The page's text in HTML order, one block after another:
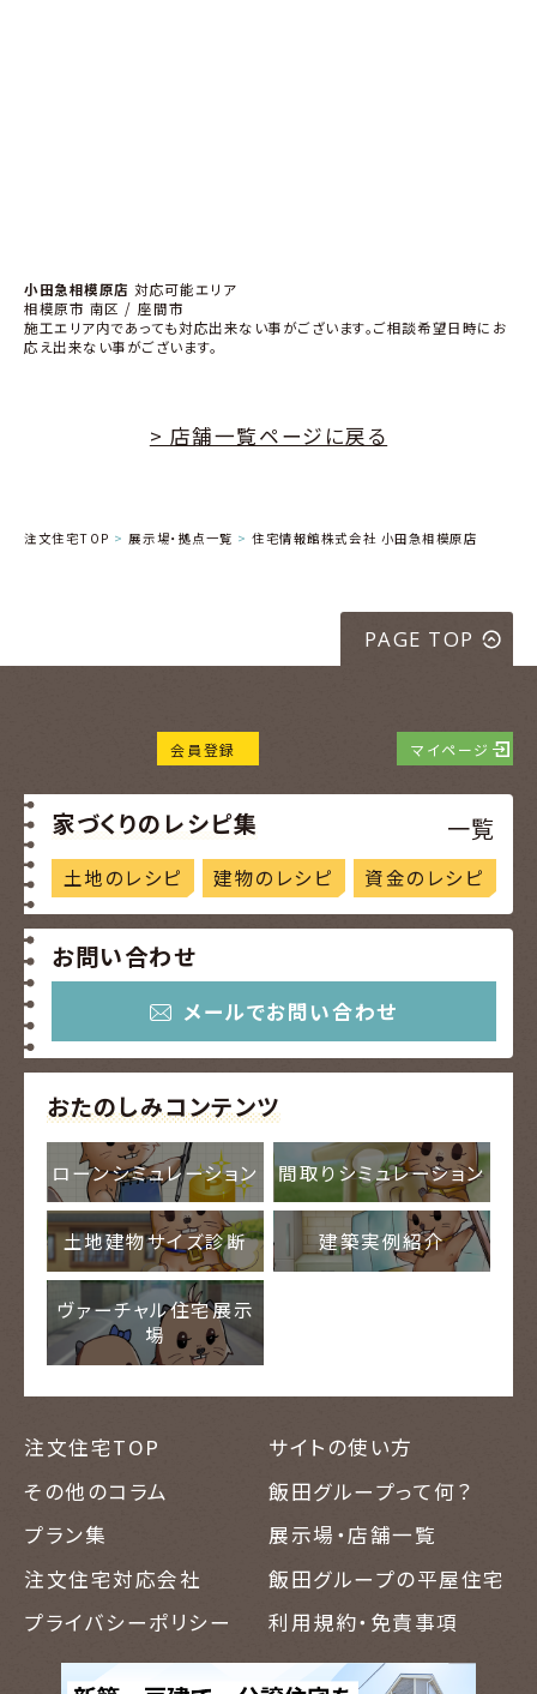
小田急相模原店 対応可能エリア
相模原市 南区 / 座間市
施工エリア内であっても対応出来ない事がございます。ご相談希望日時にお
応え出来ない事がございます。
> 店舗一覧ページに戻る
注文住宅TOP 展示場・拠点一覧 住宅情報館株式会社 小田急相模原店
PAGE TOP
会員登録 マイページ
家づくりのレシピ集 一覧
土地のレシピ 建物のレシピ 資金のレシピ
お問い合わせ
メールでお問い合わせ
おたのしみコンテンツ
ローンシミュレーション 間取りシミュレーション
土地建物サイズ診断 建築実例紹介
ヴァーチャル住宅展示
場
注文住宅TOP
サイトの使い方
その他のコラム
飯田グループって何？
プラン集
展示場・店舗一覧
注文住宅対応会社
飯田グループの平屋住宅
プライバシーポリシー
利用規約・免責事項